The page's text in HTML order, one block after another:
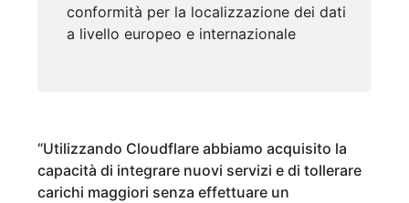
conformità per la localizzazione dei dati
a livello europeo e internazionale
“Utilizzando Cloudflare abbiamo acquisito la
capacità di integrare nuovi servizi e di tollerare
carichi maggiori senza effettuare un